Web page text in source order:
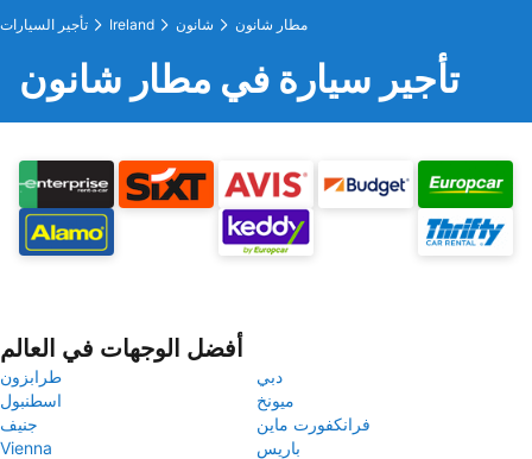
تأجير السيارات Ireland شانون مطار شانون
تأجير سيارة في مطار شانون
أفضل الوجهات في العالم
طرابزون
دبي
اسطنبول
ميونخ
جنيف
فرانكفورت ماين
Vienna
باريس